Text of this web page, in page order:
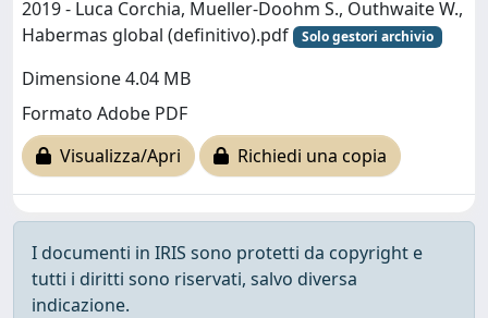
2019 - Luca Corchia, Mueller-Doohm S., Outhwaite W.,
Habermas global (definitivo).pdf
Solo gestori archivio
Dimensione 4.04 MB
Formato Adobe PDF
Visualizza/Apri
Richiedi una copia
I documenti in IRIS sono protetti da copyright e
tutti i diritti sono riservati, salvo diversa
indicazione.